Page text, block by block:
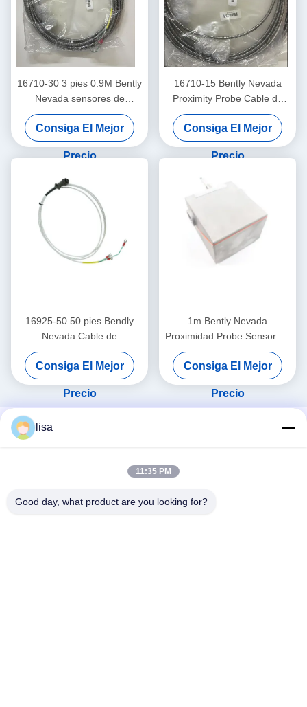
16710-30 3 pies 0.9M Bently
Nevada sensores de
interconexión de cable
Consiga El Mejor
Precio
16710-15 Bently Nevada
Proximity Probe Cable de
interconexión con armadura
-15 - C
Consiga El Mejor
Precio
16925-50 50 pies Bendly
Nevada Cable de
interconexión de proximidad
sin armadura
Consiga El Mejor
Precio
1m Bently Nevada
Proximidad Probe Sensor de
vibración de doble sonda
26530-12-10-00-000-309-
00-03-01
Consiga El Mejor
Precio
lisa
11:35 PM
Good day, what product are you looking for?